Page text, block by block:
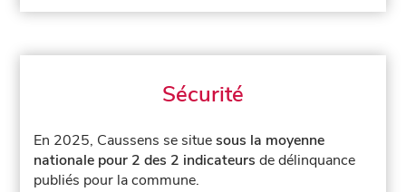
Sécurité
En 2025, Caussens se situesous la moyenne
nationale pour 2 des 2 indicateurs de délinquance
publiés pour la commune.